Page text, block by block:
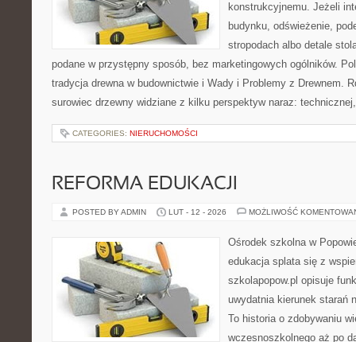
konstrukcyjnemu. Jeżeli
budynku, odświeżenie,
stropodach albo detale
podane w przystępny sposób, bez marketingowych ogólników.
tradycja drewna w budownictwie i Wady i Problemy z Drewnem.
surowiec drzewny widziane z kilku perspektyw naraz:
CATEGORIES: NIERUCHOMOŚCI
REFORMA EDUKACJI
POSTED BY ADMIN LUT - 12 - 2026 MOŻLIWOŚĆ
Ośrodek szkolna w
edukacja splata się z
szkolapopow.pl opisuje
uwydatnia kierunek starań
To historia o zdobywaniu
wczesnoszkolnego aż po